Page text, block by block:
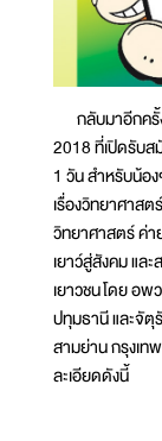
กลับมาอีกครั้
2018 ที่เปิดรับส
1 วัน สำหรับน้อ
เรื่องวิทยาศาส
วิทยาศาสตร์ ค่
เยาว์สู่สังคม แล
เยาวชน โดย อ
ปทุมธานี และจั
สามย่าน กรุงเท
ละเอียดดังนี้